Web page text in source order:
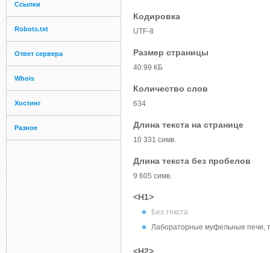
Ссылки
Robots.txt
Ответ сервера
Whois
Хостинг
Разное
Кодировка
UTF-8
Размер страницы
40.99 КБ
Количество слов
634
Длина текста на странице
10 331 симв.
Длина текста без пробелов
9 605 симв.
<H1>
Без текста
Лабораторные муфельные печи,